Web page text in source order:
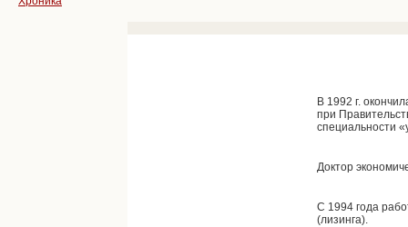
В 1992 г.
при
специальности
Доктор
С 1994 года
(лизинга).